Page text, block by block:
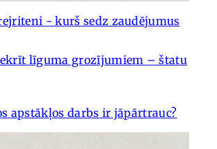
- kurš sedz zaudējumus
līguma grozījumiem – štatu
apstākļos darbs ir jāpārtrauc?